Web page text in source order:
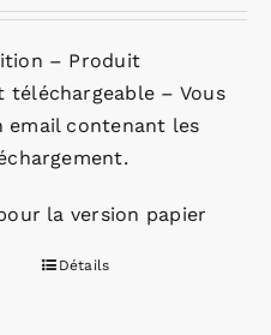
– Produit
téléchargeable – Vous
email contenant les
la version papier
Détails